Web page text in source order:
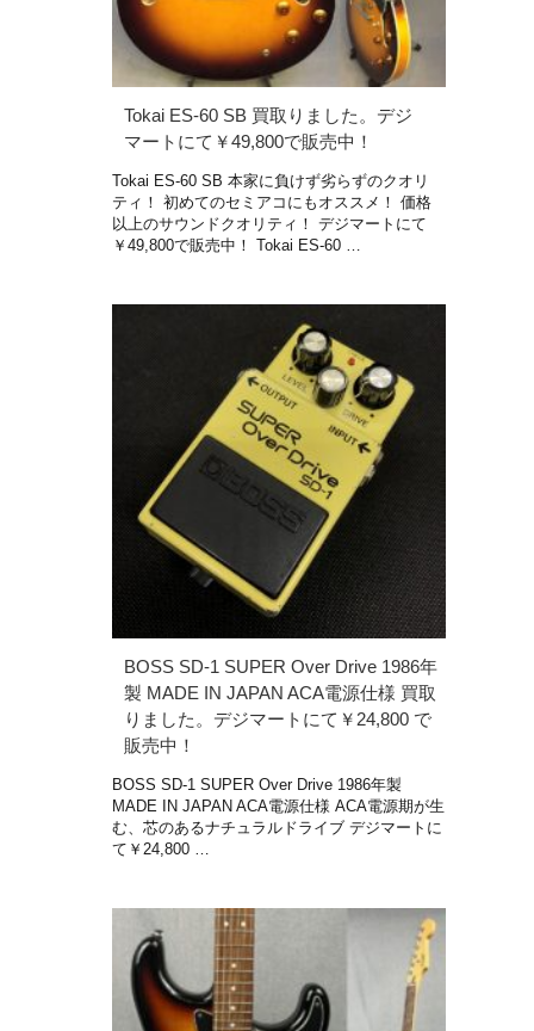
Tokai ES-60 SB 買取りました。デジ
マートにて￥49,800で販売中！
Tokai ES-60 SB 本家に負けず劣らずのクオリ
ティ！ 初めてのセミアコにもオススメ！ 価格
以上のサウンドクオリティ！ デジマートにて
￥49,800で販売中！ Tokai ES-60 …
BOSS SD-1 SUPER Over Drive 1986年
製 MADE IN JAPAN ACA電源仕様 買取
りました。デジマートにて￥24,800 で
販売中！
BOSS SD-1 SUPER Over Drive 1986年製
MADE IN JAPAN ACA電源仕様 ACA電源期が生
む、芯のあるナチュラルドライブ デジマートに
て￥24,800 …